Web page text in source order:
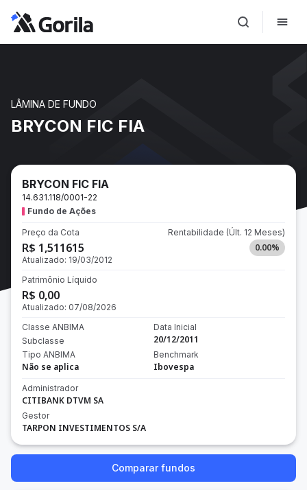
LÂMINA DE FUNDO
BRYCON FIC FIA
BRYCON FIC FIA
14.631.118/0001-22
Fundo de Ações
Preço da Cota
R$ 1,511615
Atualizado: 19/03/2012
Rentabilidade (Últ. 12 Meses)
0.00%
Patrimônio Líquido
R$ 0,00
Atualizado: 07/08/2026
Classe ANBIMA
Subclasse
Tipo ANBIMA
Não se aplica
Data Inicial
20/12/2011
Benchmark
Ibovespa
Administrador
CITIBANK DTVM SA
Gestor
TARPON INVESTIMENTOS S/A
Comparar fundos